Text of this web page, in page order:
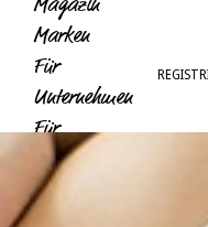
Magazin
Marken
Für
Unternehmen
Für
Hebammen
Für Eltern